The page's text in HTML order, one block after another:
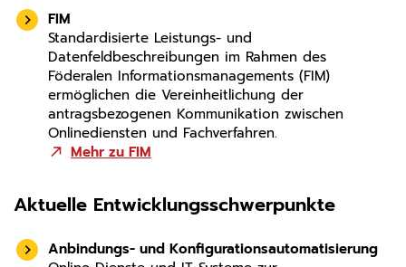
FIM
Standardisierte Leistungs- und
Datenfeldbeschreibungen im Rahmen des
Föderalen Informationsmanagements (FIM)
ermöglichen die Vereinheitlichung der
antragsbezogenen Kommunikation zwischen
Onlinediensten und Fachverfahren.
Mehr zu FIM
Aktuelle Entwicklungsschwerpunkte
Anbindungs- und Konfigurationsautomatisierung